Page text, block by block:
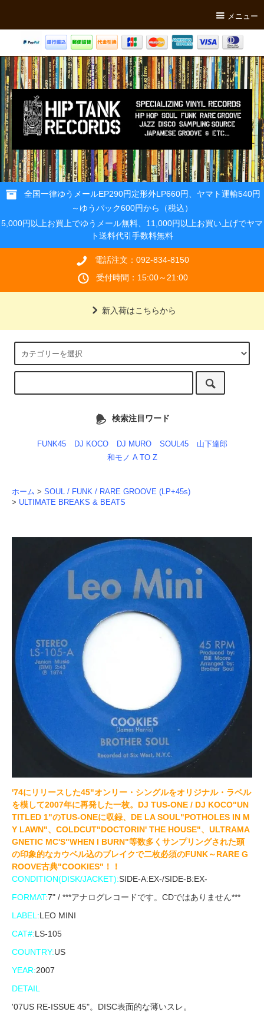
メニュー
全国一律ゆうメールEP290円定形外LP660円、ヤマト運輸540円
～ゆうパック600円から（税込）
5,000円以上お買上でゆうメール無料、11,000円以上お買い上げでヤマ
ト送料代引手数料無料
電話注文：092-834-8150
受付時間：15:00～21:00
新入荷はこちらから
検索注目ワード
FUNK45 DJ KOCO DJ MURO SOUL45
山下達郎
和モノ A TO Z
ホーム > SOUL / FUNK / RARE GROOVE (LP+45s)
> ULTIMATE BREAKS & BEATS
'74にリリースした45"オンリー・シングルをオリジナル・ラベル
を模して2007年に再発した一枚。DJ TUS-ONE / DJ KOCO"UN
TITLED 1"のTUS-ONEに収録、DE LA SOUL"POTHOLES IN M
Y LAWN"、COLDCUT"DOCTORIN' THE HOUSE"、ULTRAMA
GNETIC MC'S"WHEN I BURN"等数多くサンプリングされた頭
の印象的なカウベル込のブレイクで二枚必須のFUNK～RARE G
ROOVE古典"COOKIES"！！
CONDITION(DISK/JACKET):SIDE-A:EX-/SIDE-B:EX-
FORMAT:7" / ***アナログレコードです。CDではありません***
LABEL:LEO MINI
CAT#:LS-105
COUNTRY:US
YEAR:2007
DETAIL
'07US RE-ISSUE 45"。DISC表面的な薄いスレ。